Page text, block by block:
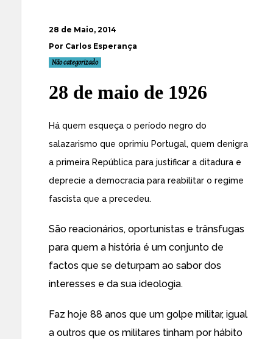
28 de Maio, 2014
Por Carlos Esperança
Não categorizado
28 de maio de 1926
Há quem esqueça o período negro do
salazarismo que oprimiu Portugal, quem denigra
a primeira República para justificar a ditadura e
deprecie a democracia para reabilitar o regime
fascista que a precedeu.
São reacionários, oportunistas e trânsfugas
para quem a história é um conjunto de
factos que se deturpam ao sabor dos
interesses e da sua ideologia.
Faz hoje 88 anos que um golpe militar, igual
a outros que os militares tinham por hábito